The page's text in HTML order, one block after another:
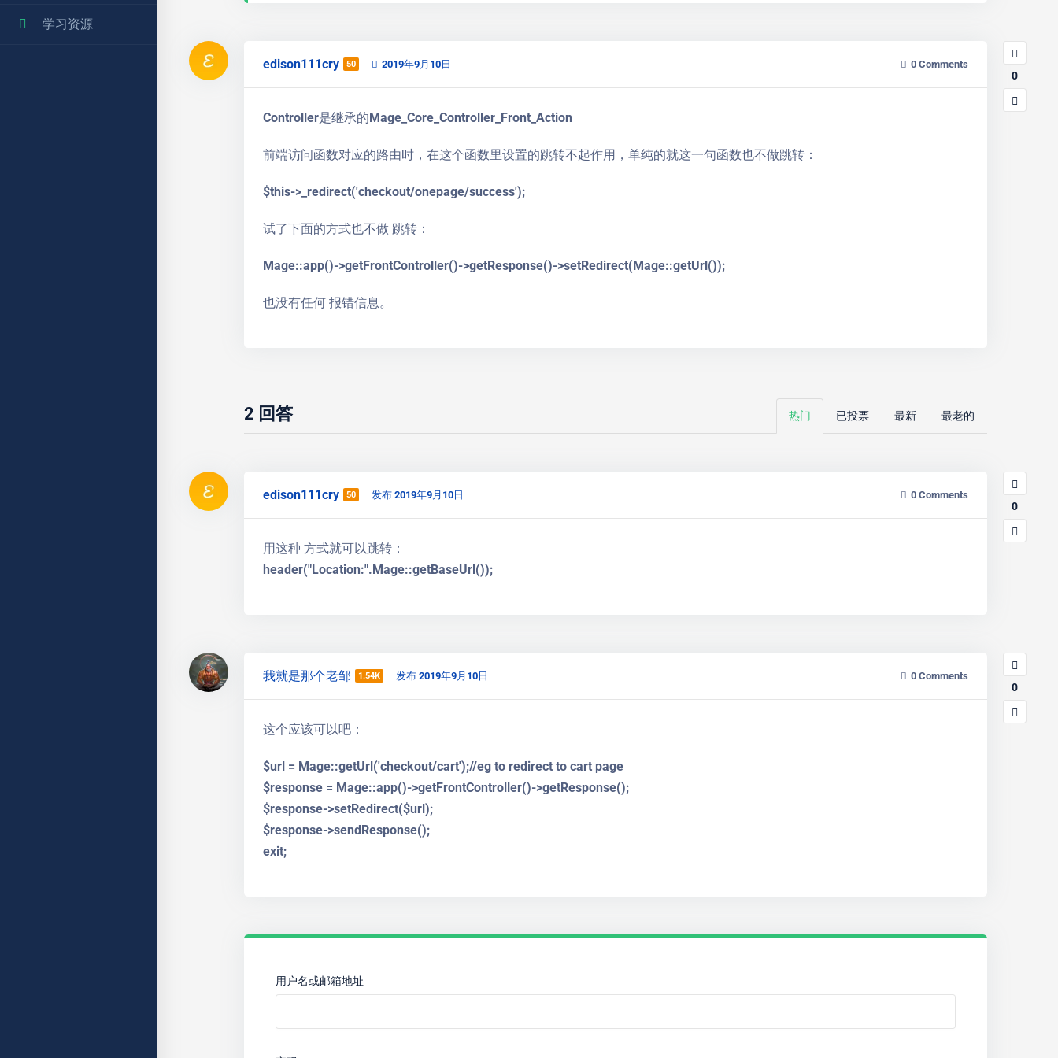
学习资源
edison111cry 50 2019年9月10日 0 Comments
Controller是继承的Mage_Core_Controller_Front_Action
前端访问函数对应的路由时，在这个函数里设置的跳转不起作用，单纯的就这一句函数也不做跳转：
$this->_redirect('checkout/onepage/success');
试了下面的方式也不做 跳转：
Mage::app()->getFrontController()->getResponse()->setRedirect(Mage::getUrl());
也没有任何 报错信息。
0
2 回答 热门 已投票 最新 最老的
edison111cry 50 发布 2019年9月10日 0 Comments
用这种 方式就可以跳转：
header("Location:".Mage::getBaseUrl());
0
我就是那个老邹 1.54K 发布 2019年9月10日 0 Comments
这个应该可以吧：
$url = Mage::getUrl('checkout/cart');//eg to redirect to cart page
$response = Mage::app()->getFrontController()->getResponse();
$response->setRedirect($url);
$response->sendResponse();
exit;
0
用户名或邮箱地址